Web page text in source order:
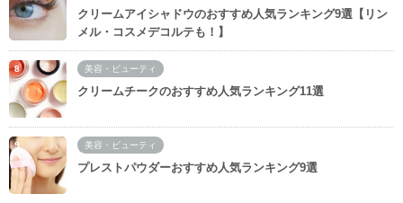
クリームアイシャドウのおすすめ人気ランキング9選【リン
メル・コスメデコルテも！】
美容・ビューティ
クリームチークのおすすめ人気ランキング11選
美容・ビューティ
プレストパウダーおすすめ人気ランキング9選